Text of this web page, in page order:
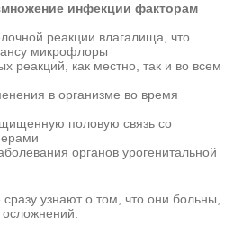
инфекции факторам
реакции влагалища, что
микрофлоры
реакций, как местно, так и во всем
в организме во время
половую связь со
органов урогенитальной
узнают о том, что они больны,
осложнений.